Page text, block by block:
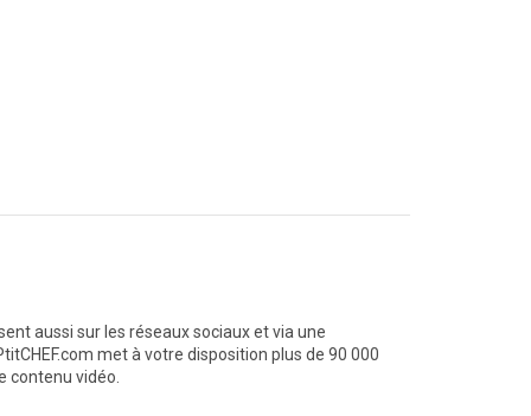
aussi sur les réseaux sociaux et via une
met à votre disposition plus de 90 000
contenu vidéo.